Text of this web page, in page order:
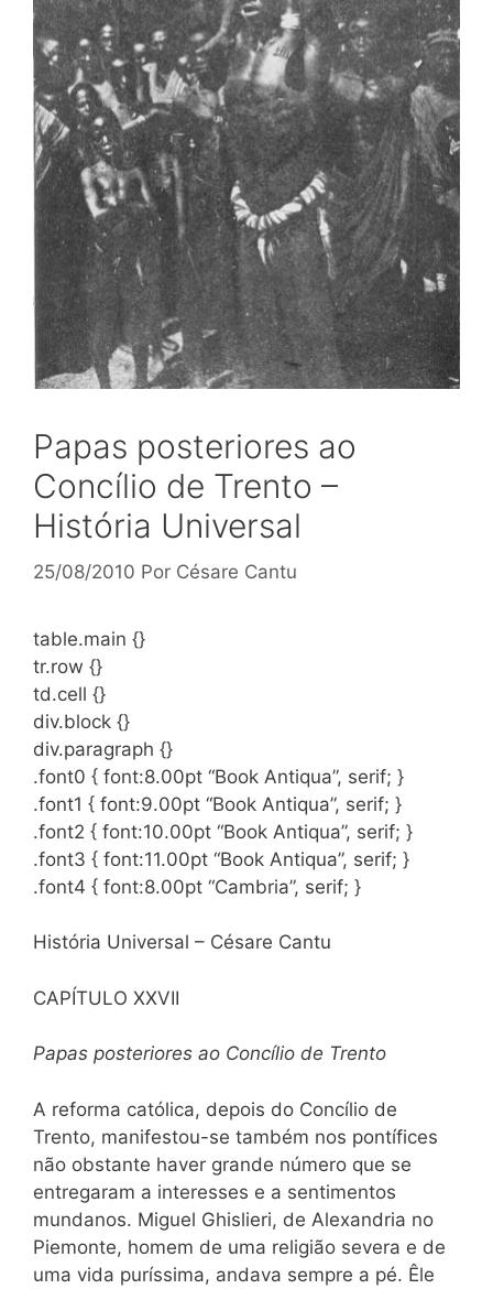
Papas posteriores ao
Concílio de Trento –
História Universal
25/08/2010 Por Césare Cantu
table.main {}
tr.row {}
td.cell {}
div.block {}
div.paragraph {}
.font0 { font:8.00pt “Book Antiqua”, serif; }
.font1 { font:9.00pt “Book Antiqua”, serif; }
.font2 { font:10.00pt “Book Antiqua”, serif; }
.font3 { font:11.00pt “Book Antiqua”, serif; }
.font4 { font:8.00pt “Cambria”, serif; }
História Universal – Césare Cantu
CAPÍTULO XXVII
Papas posteriores ao Concílio de Trento
A reforma católica, depois do Concílio de
Trento, manifestou-se também nos pontífices
não obstante haver grande número que se
entregaram a interesses e a sentimentos
mundanos. Miguel Ghislieri, de Alexandria no
Piemonte, homem de uma religião severa e de
uma vida puríssima, andava sempre a pé. Êle